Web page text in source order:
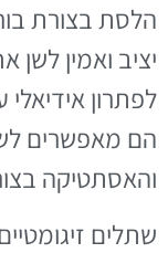
הלסת בצורת
יציב ואמין
לפתרון
הם מאפשרים
והאסתטיקה
שתלים